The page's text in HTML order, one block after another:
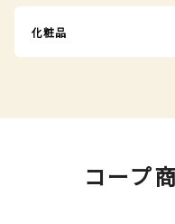
化粧品
コープ